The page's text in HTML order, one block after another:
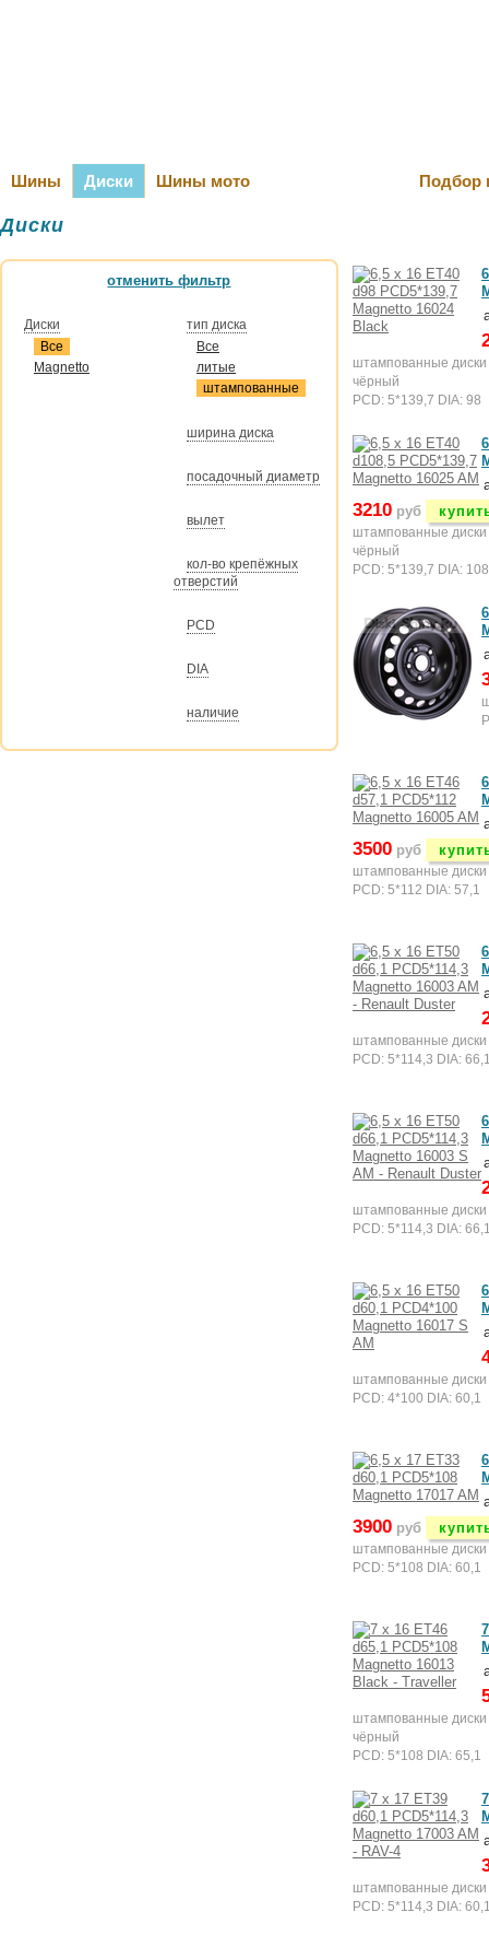
Шины Диски Шины мото Подбор
Диски
отменить фильтр
Диски
Все
Magnetto
тип диска
Все
литые
штампованные
ширина диска
посадочный диаметр
вылет
кол-во крепёжных
отверстий
PCD
DIA
наличие
штампованные диски
чёрный
PCD: 5*139,7 DIA: 98
3210 руб
штампованные диски
чёрный
PCD: 5*139,7 DIA:
3500 руб
штампованные диски
PCD: 5*112 DIA: 57,1
штампованные диски
PCD: 5*114,3 DIA:
штампованные диски
PCD: 5*114,3 DIA:
штампованные диски
PCD: 4*100 DIA: 60,1
3900 руб
штампованные диски
PCD: 5*108 DIA: 60,1
штампованные диски
чёрный
PCD: 5*108 DIA: 65,1
штампованные диски
PCD: 5*114,3 DIA: